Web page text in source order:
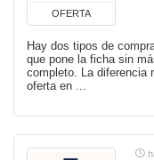
OFERTA
Hay dos tipos de
que pone la ficha sin
completo. La diferencia
oferta en ...